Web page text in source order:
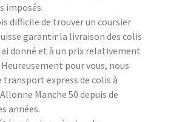
imposés.
difficile de trouver un coursier
garantir la livraison des colis
donné et à un prix relativement
pour vous, nous
transport express de colis à
Manche 50 depuis de
années.